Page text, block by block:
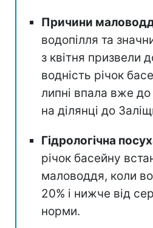
Причини
водопілля та
з квітня призвели
водність річок
липні впала вже
на ділянці до
Гідрологічна
річок басейну
маловоддя, коли
20% і нижче від
норми.